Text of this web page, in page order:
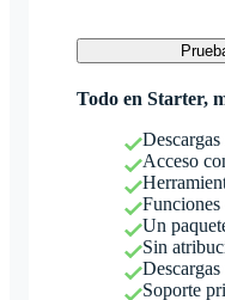
Todo en Starter,
Acceso
Un
Sin
Soporte